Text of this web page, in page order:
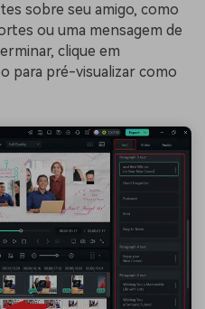
sobre seu amigo, como
ou uma mensagem de
clique em
para pré-visualizar como